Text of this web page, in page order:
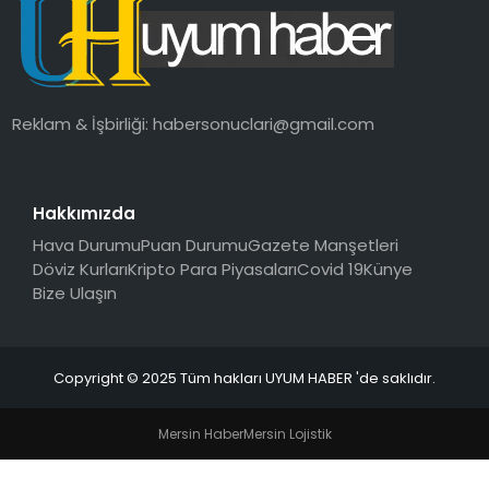
SAĞLIK
MAGAZIN
Reklam & İşbirliği:habersonuclari@gmail.com
Hakkımızda
Hava DurumuPuan DurumuGazete Manşetleri
Döviz KurlarıKripto Para PiyasalarıCovid 19Künye
Bize Ulaşın
Copyright © 2025 Tüm hakları UYUM HABER 'de saklıdır.
Mersin HaberMersin Lojistik